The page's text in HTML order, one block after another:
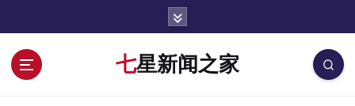
七星新闻之家